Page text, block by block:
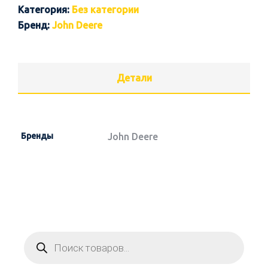
Категория: Без категории
Бренд: John Deere
Детали
Бренды John Deere